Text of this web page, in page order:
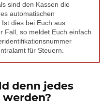
sind den Kassen die
automatischen
dies bei Euch aus
Fall, so meldet Euch einfach
für Steuern.
denn jedes